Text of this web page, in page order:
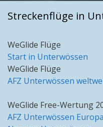
Streckenflüge in
WeGlide Flüge
Start in Unterwössen
WeGlide Flüge
AFZ Unterwössen
WeGlide Free-Wertung
AFZ Unterwössen Europa